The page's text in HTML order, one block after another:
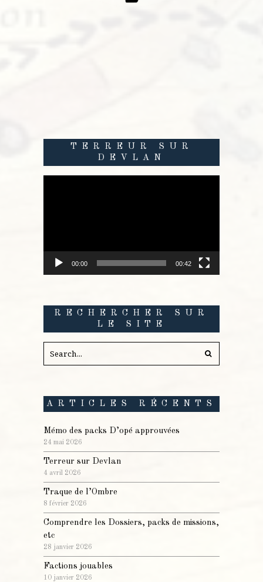
TERREUR SUR
DEVLAN
00:00 00:42
RECHERCHER SUR
LE SITE
ARTICLES RÉCENTS
Mémo des packs D’opé approuvées
24 mai 2026
Terreur sur Devlan
4 avril 2026
Traque de l’Ombre
8 février 2026
Comprendre les Dossiers, packs de missions,
etc
28 janvier 2026
Factions jouables
10 janvier 2026